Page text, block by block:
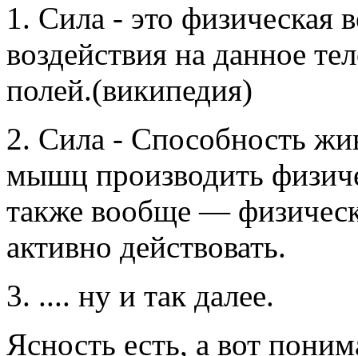
1. Сила - это физическая
воздействия на данное
полей.(википедия)
2. Сила - Способность
мышц производить
также вообще —
активно действовать.
3. .... ну и так далее.
Ясность есть, а вот